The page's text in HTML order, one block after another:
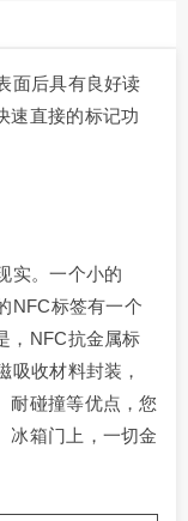
面后具有良好读
速直接的标记功
实。一个小的
NFC标签有一个
，NFC抗金属标
吸收材料封装，
耐碰撞等优点，您
冰箱门上，一切金